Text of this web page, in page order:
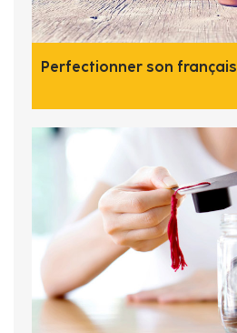
Perfectionner son français